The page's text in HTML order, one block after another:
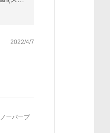
2022/4/7
ーパープ